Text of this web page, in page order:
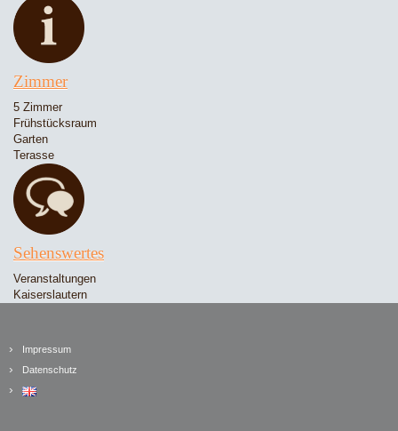
Zimmer
5 Zimmer
Frühstücksraum
Garten
Terasse
Sehenswertes
Veranstaltungen
Kaiserslautern
Impressum
Datenschutz